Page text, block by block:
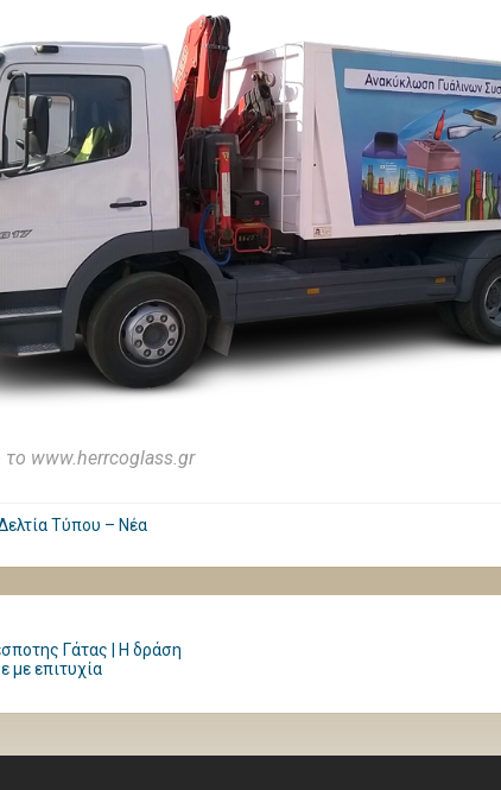
το www.herrcoglass.gr
Τύπου – Νέα
Γάτας | Η δράση
με επιτυχία